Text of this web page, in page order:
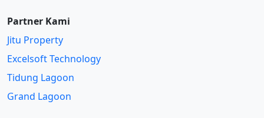
Partner Kami
Jitu Property
Excelsoft Technology
Tidung Lagoon
Grand Lagoon